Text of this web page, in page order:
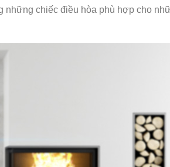
những chiếc điều hòa phù hợp cho